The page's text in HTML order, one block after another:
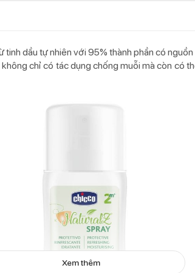
tinh dầu tự nhiên với 95% thành phần có
chỉ có tác dụng chống muỗi mà còn có
Xem thêm